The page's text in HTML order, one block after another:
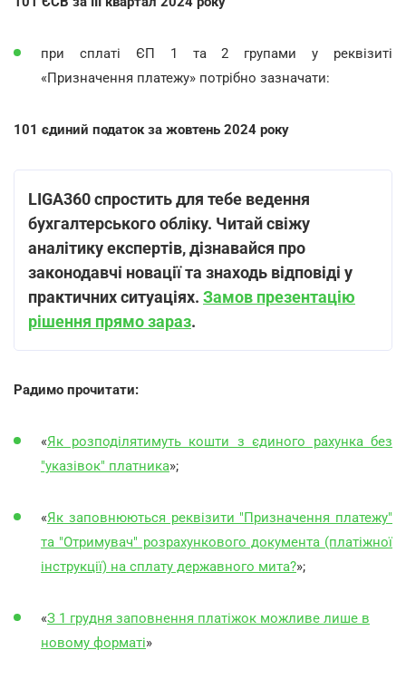
при сплаті ЄП 1 та 2 групами у реквізиті
«Призначення платежу» потрібно зазначати:
101 єдиний податок за жовтень 2024 року
LIGA360 спростить для тебе ведення
бухгалтерського обліку. Читай свіжу
аналітику експертів, дізнавайся про
законодавчі новації та знаходь відповіді у
практичних ситуаціях. Замов презентацію
рішення прямо зараз.
Радимо прочитати:
«Як розподілятимуть кошти з єдиного рахунка без
"указівок" платника»;
«Як заповнюються реквізити "Призначення платежу"
та "Отримувач" розрахункового документа (платіжної
інструкції) на сплату державного мита?»;
«З 1 грудня заповнення платіжок можливе лише в
новому форматі»